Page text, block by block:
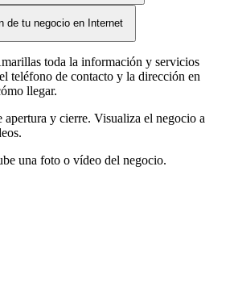
de tu negocio en Internet
toda la información y servicios
teléfono de contacto y la dirección en
llegar.
y cierre. Visualiza el negocio a
una foto o vídeo del negocio.